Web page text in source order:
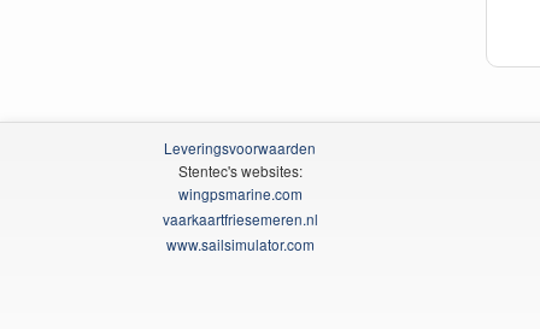
Leveringsvoorwaarden
Stentec's websites:
wingpsmarine.com
vaarkaartfriesemeren.nl
www.sailsimulator.com